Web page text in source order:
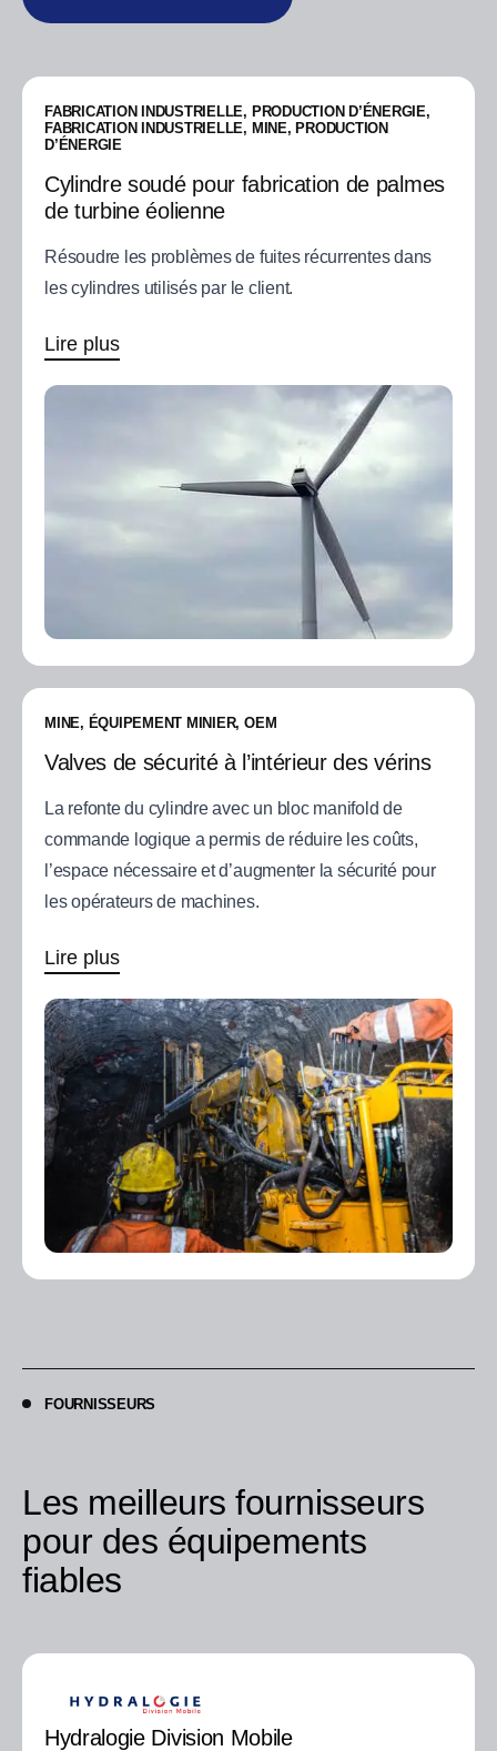
FABRICATION INDUSTRIELLE, PRODUCTION D’ÉNERGIE,
FABRICATION INDUSTRIELLE, MINE, PRODUCTION
D’ÉNERGIE
Cylindre soudé pour fabrication de palmes
de turbine éolienne
Résoudre les problèmes de fuites récurrentes dans
les cylindres utilisés par le client.
Lire plus
MINE, ÉQUIPEMENT MINIER, OEM
Valves de sécurité à l’intérieur des vérins
La refonte du cylindre avec un bloc manifold de
commande logique a permis de réduire les coûts,
l’espace nécessaire et d’augmenter la sécurité pour
les opérateurs de machines.
Lire plus
FOURNISSEURS
Les meilleurs fournisseurs
pour des équipements
fiables
Hydralogie Division Mobile